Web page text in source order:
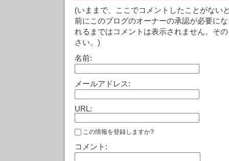
(いままで、ここでコメントしたことがない
前にこのブログのオーナーの承認が必要に
れるまではコメントは表示されません。そ
さい。)
名前:
メールアドレス:
URL:
この情報を登録しますか?
コメント: